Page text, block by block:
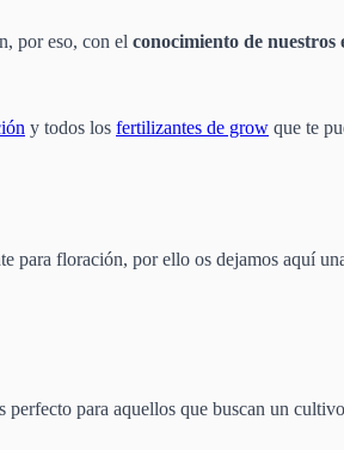
por eso, con el conocimiento de nuestros
y todos los fertilizantes de grow que te
floración, por ello os dejamos aquí
para aquellos que buscan un